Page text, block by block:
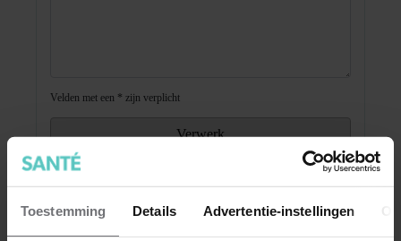
Toestemming Details Advertentie-instellingen